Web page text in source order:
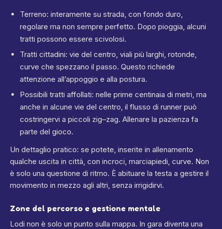
Terreno: interamente su strada, con fondo duro,
regolare ma non sempre perfetto. Dopo pioggia, alcuni
tratti possono essere scivolosi.
Tratti cittadini: vie del centro, viali più larghi, rotonde,
curve che spezzano il passo. Questo richiede
attenzione all’appoggio e alla postura.
Possibili tratti affollati: nelle prime centinaia di metri, ma
anche in alcune vie del centro, il flusso di runner può
costringervi a piccoli zig–zag. Allenare la pazienza fa
parte del gioco.
Un dettaglio pratico: se potete, inserite in allenamento
qualche uscita in città, con incroci, marciapiedi, curve. Non
è solo una questione di ritmo. È abituare la testa a gestire il
movimento in mezzo agli altri, senza irrigidirvi.
Zone del percorso e gestione mentale
Lodi non è solo un punto sulla mappa. In gara diventa una